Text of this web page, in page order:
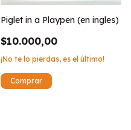
Piglet in a Playpen (en ingles)
$10.000,00
¡No te lo pierdas, es el último!